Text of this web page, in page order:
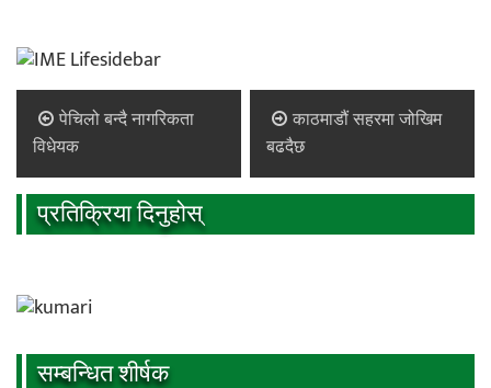
पेचिलो बन्दै नागरिकता
विधेयक
काठमाडौं सहरमा जोखिम
बढदैछ
प्रतिक्रिया दिनुहोस्
सम्बन्धित शीर्षक